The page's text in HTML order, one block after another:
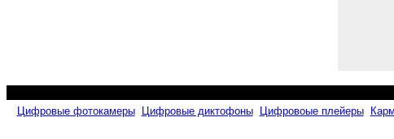
Цифровые фотокамеры Цифровые диктофоны Цифровоые плейеры